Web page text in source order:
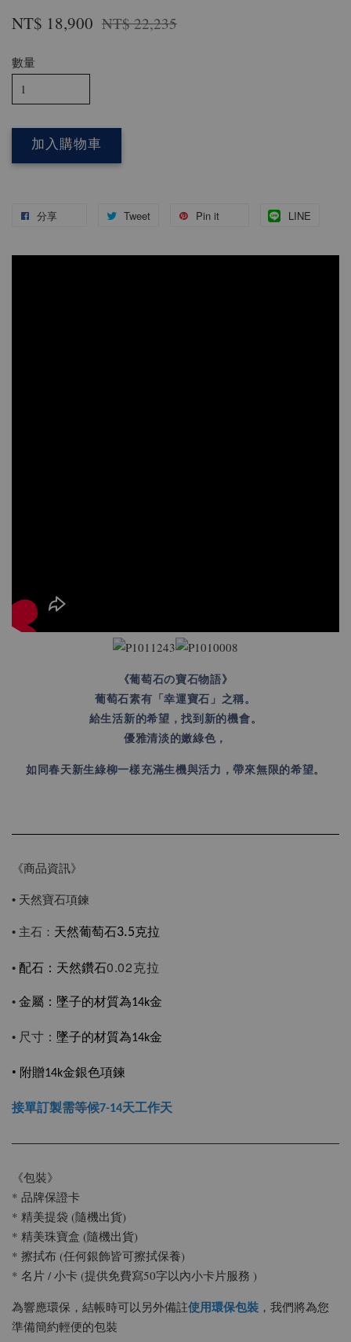
NT$ 18,900 NT$ 22,235
數量
加入購物車
分享 Tweet Pin it LINE
《葡萄石の寶石物語》
葡萄石素有「幸運寶石」之稱。
給生活新的希望，找到新的機會。
優雅清淡的嫩綠色，
如同春天新生綠柳一樣充滿生機與活力，帶來無限的希望。
《商品資訊》
• 天然寶石項鍊
• 主石： 天然葡萄石3.5克拉
• 配石 ： 天然鑽石0.02克拉
• 金屬： 墜子的材質為14k金
• 尺寸： 墜子的材質為14k金
• 附贈14k金銀色項鍊
接單訂製需等候7-14天工作天
《包裝》
* 品牌保證卡
* 精美提袋 (隨機出貨)
* 精美珠寶盒 (隨機出貨)
* 擦拭布 (任何銀飾皆可擦拭保養)
* 名片 / 小卡 (提供免費寫50字以內小卡片服務 )
為響應環保，結帳時可以另外備註使用環保包裝 ，我們將為您
準備簡約輕便的包裝